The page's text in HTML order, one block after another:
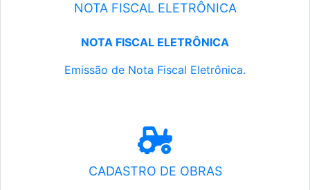
NOTA FISCAL ELETRÔNICA
NOTA FISCAL ELETRÔNICA
Emissão de Nota Fiscal Eletrônica.
CADASTRO DE OBRAS